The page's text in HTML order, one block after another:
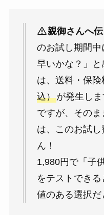
親御さんへ
のお試し期間
早いかな？」
は、送料・保険
込）が発生しま
ですが、その
は、このお試
ん！
1,980円で「子
をテストでき
値のある選択だ